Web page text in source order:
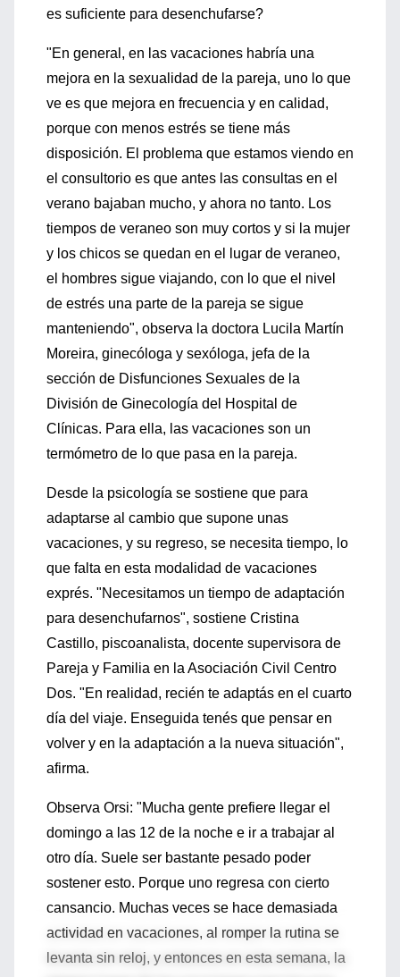
es suficiente para desenchufarse?
"En general, en las vacaciones habría una
mejora en la sexualidad de la pareja, uno lo que
ve es que mejora en frecuencia y en calidad,
porque con menos estrés se tiene más
disposición. El problema que estamos viendo en
el consultorio es que antes las consultas en el
verano bajaban mucho, y ahora no tanto. Los
tiempos de veraneo son muy cortos y si la mujer
y los chicos se quedan en el lugar de veraneo,
el hombres sigue viajando, con lo que el nivel
de estrés una parte de la pareja se sigue
manteniendo", observa la doctora Lucila Martín
Moreira, ginecóloga y sexóloga, jefa de la
sección de Disfunciones Sexuales de la
División de Ginecología del Hospital de
Clínicas. Para ella, las vacaciones son un
termómetro de lo que pasa en la pareja.
Desde la psicología se sostiene que para
adaptarse al cambio que supone unas
vacaciones, y su regreso, se necesita tiempo, lo
que falta en esta modalidad de vacaciones
exprés. "Necesitamos un tiempo de adaptación
para desenchufarnos", sostiene Cristina
Castillo, piscoanalista, docente supervisora de
Pareja y Familia en la Asociación Civil Centro
Dos. "En realidad, recién te adaptás en el cuarto
día del viaje. Enseguida tenés que pensar en
volver y en la adaptación a la nueva situación",
afirma.
Observa Orsi: "Mucha gente prefiere llegar el
domingo a las 12 de la noche e ir a trabajar al
otro día. Suele ser bastante pesado poder
sostener esto. Porque uno regresa con cierto
cansancio. Muchas veces se hace demasiada
actividad en vacaciones, al romper la rutina se
levanta sin reloj, y entonces en esta semana, la